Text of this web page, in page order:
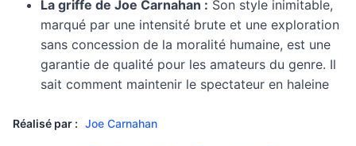
La griffe de Joe Carnahan : Son style inimitable,
marqué par une intensité brute et une exploration
sans concession de la moralité humaine, est une
garantie de qualité pour les amateurs du genre. Il
sait comment maintenir le spectateur en haleine
Réalisé par : Joe Carnahan